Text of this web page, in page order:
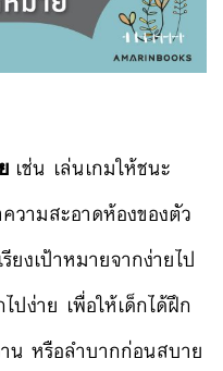
เช่น เล่นเกมให้ชนะ
วามสะอาดห้องของตัว
ยงเป้าหมายจากง่ายไป
ปง่าย เพื่อให้เด็กได้ฝึก
น หรือลำบากก่อนสบาย